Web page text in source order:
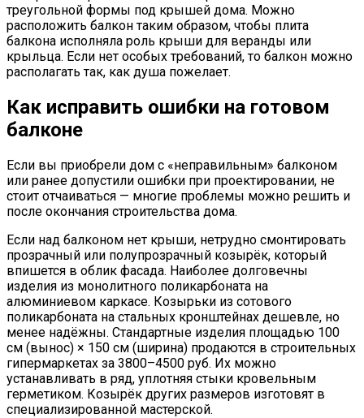
треугольной формы под крышей дома. Можно
расположить балкон таким образом, чтобы плита
балкона исполняла роль крыши для веранды или
крыльца. Если нет особых требований, то балкон можно
располагать так, как душа пожелает.
Как исправить ошибки на готовом
балконе
Если вы приобрели дом с «неправильным» балконом
или ранее допустили ошибки при проектировании, не
стоит отчаиваться — многие проблемы можно решить и
после окончания строительства дома.
Если над балконом нет крыши, нетрудно смонтировать
прозрачный или полупрозрачный козырёк, который
впишется в облик фасада. Наиболее долговечны
изделия из монолитного поликарбоната на
алюминиевом каркасе. Козырьки из сотового
поликарбоната на стальных кронштейнах дешевле, но
менее надёжны. Стандартные изделия площадью 100
см (вынос) × 150 см (ширина) продаются в строительных
гипермаркетах за 3800–4500 руб. Их можно
устанавливать в ряд, уплотняя стыки кровельным
герметиком. Козырёк других размеров изготовят в
специализированной мастерской.